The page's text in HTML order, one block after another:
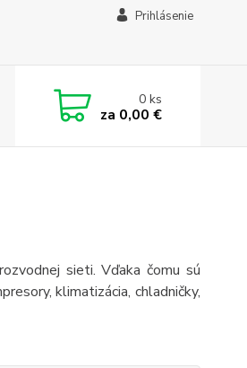
Prihlásenie
0ks
za 0,00 €
sieti. Vďaka čomu sú
klimatizácia, chladničky,